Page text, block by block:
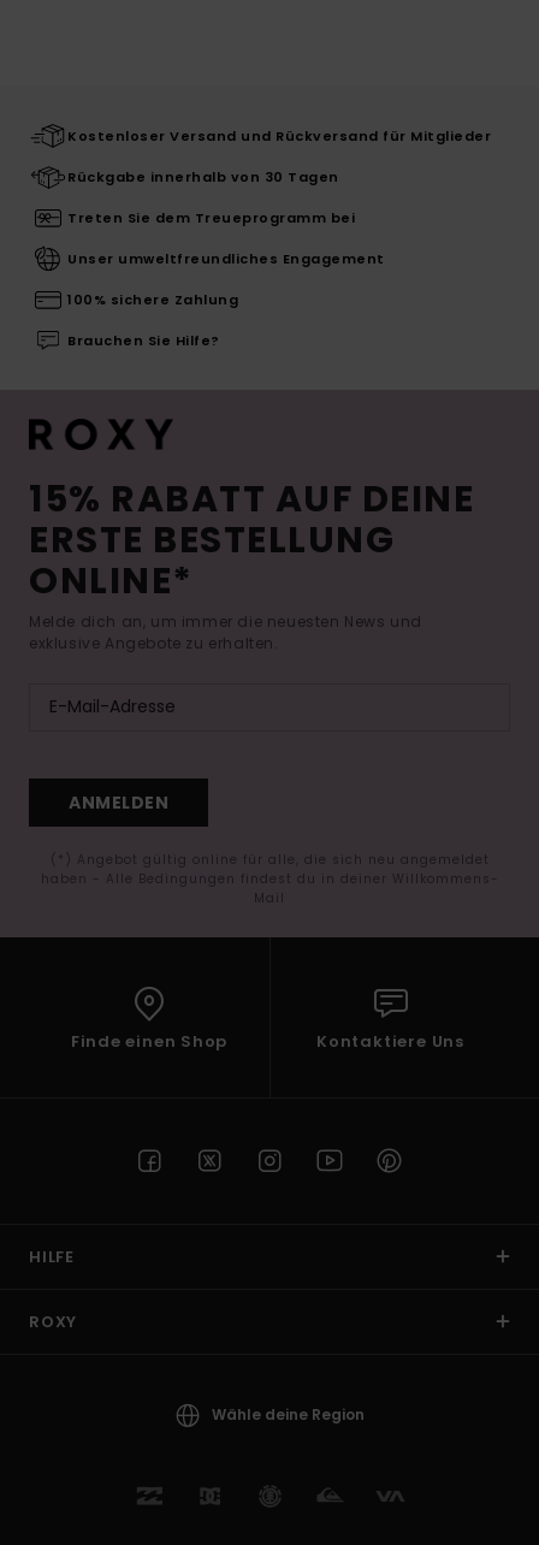
Kostenloser Versand und Rückversand für Mitglieder
Rückgabe innerhalb von 30 Tagen
Treten Sie dem Treueprogramm bei
Unser umweltfreundliches Engagement
100% sichere Zahlung
Brauchen Sie Hilfe?
15% RABATT AUF DEINE
ERSTE BESTELLUNG
ONLINE*
Melde dich an, um immer die neuesten News und
exklusive Angebote zu erhalten.
ANMELDEN
(*) Angebot gültig online für alle, die sich neu angemeldet
haben - Alle Bedingungen findest du in deiner Willkommens-
Mail
Finde einen Shop Kontaktiere Uns
HILFE
ROXY
Wähle deine Region